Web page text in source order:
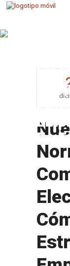
En